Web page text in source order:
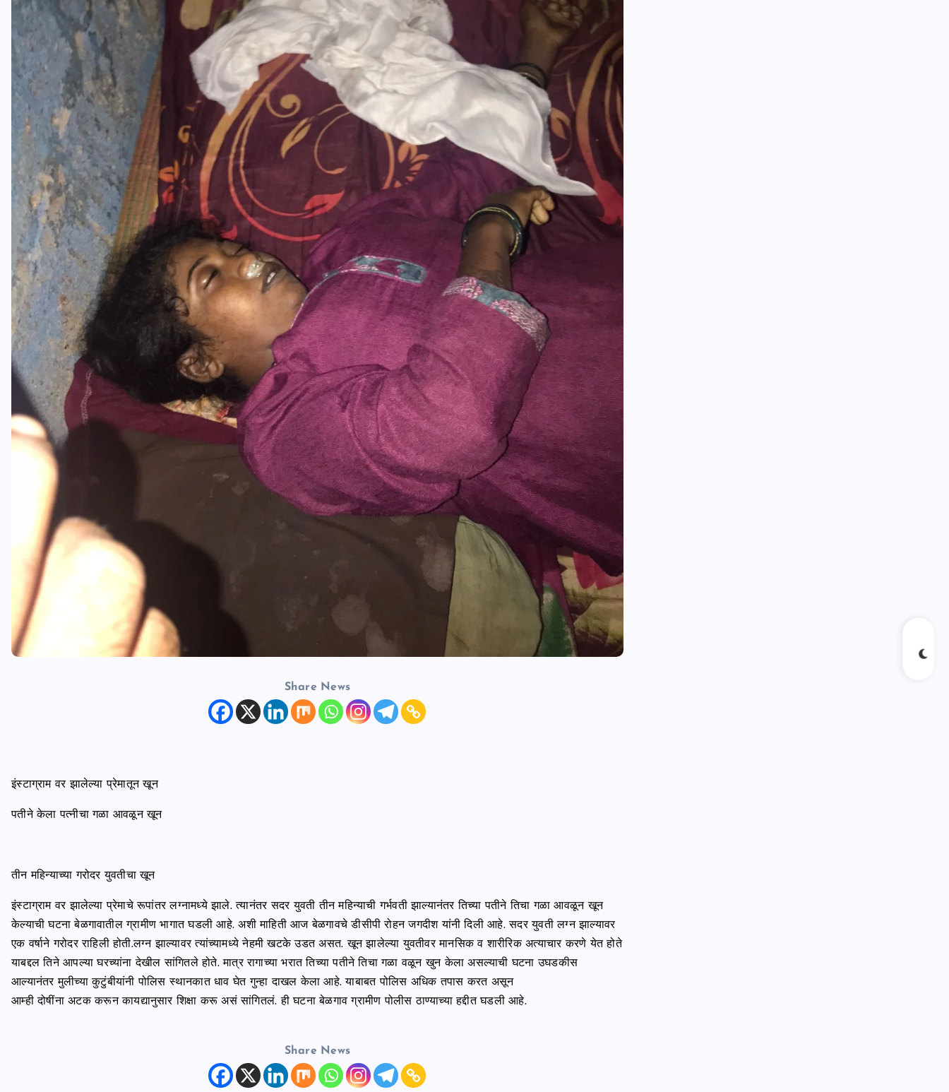
Share News
इंस्टाग्राम वर झालेल्या प्रेमातून खून
पतीने केला पत्नीचा गळा आवळून खून
तीन महिन्याच्या गरोदर युवतीचा खून
इंस्टाग्राम वर झालेल्या प्रेमाचे रूपांतर लग्नामध्ये झाले. त्यानंतर सदर युवती तीन महिन्याची गर्भवती झाल्यानंतर तिच्या पतीने तिचा गळा आवळून खून
केल्याची घटना बेळगावातील ग्रामीण भागात घडली आहे. अशी माहिती आज बेळगावचे डीसीपी रोहन जगदीश यांनी दिली आहे. सदर युवती लग्न झाल्यावर
एक वर्षाने गरोदर राहिली होती.लग्न झाल्यावर त्यांच्यामध्ये नेहमी खटके उडत असत. खून झालेल्या युवतीवर मानसिक व शारीरिक अत्याचार करणे येत होते
याबद्दल तिने आपल्या घरच्यांना देखील सांगितले होते. मात्र रागाच्या भरात तिच्या पतीने तिचा गळा वळून खुन केला असल्याची घटना उघडकीस
आल्यानंतर मुलीच्या कुटुंबीयांनी पोलिस स्थानकात धाव घेत गुन्हा दाखल केला आहे. याबाबत पोलिस अधिक तपास करत असून
आम्ही दोषींना अटक करून कायद्यानुसार शिक्षा करू असं सांगितलं. ही घटना बेळगाव ग्रामीण पोलीस ठाण्याच्या हद्दीत घडली आहे.
Share News